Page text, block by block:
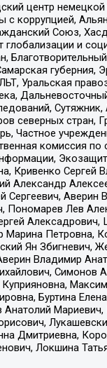
центр
с коррупцией,
Союз,
и
Уральская
северных
Частное
комиссия
Кривенко
Лев
Петровна,
Ян
Владимир
Симонов
Буртина
Дмитриевна,
Локшина